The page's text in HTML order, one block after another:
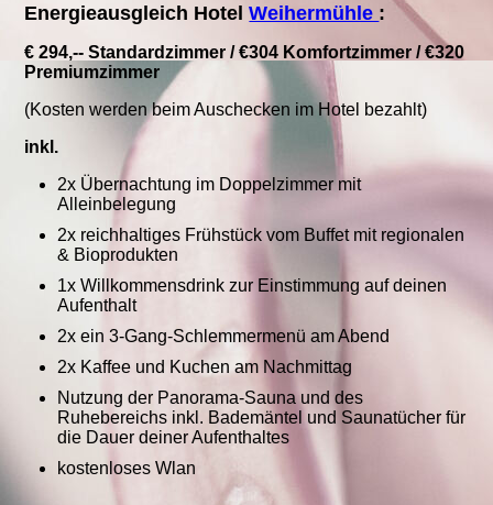
Energieausgleich HotelWeihermühle :
€ 294,-- Standardzimmer / €304 Komfortzimmer / €320
Premiumzimmer
(Kosten werden beim Auschecken im Hotel bezahlt)
inkl.
2x Übernachtung im Doppelzimmer mit
Alleinbelegung
2x reichhaltiges Frühstück vom Buffet mit regionalen
& Bioprodukten
1x Willkommensdrink zur Einstimmung auf deinen
Aufenthalt
2x ein 3-Gang-Schlemmermenü am Abend
2x Kaffee und Kuchen am Nachmittag
Nutzung der Panorama-Sauna und des
Ruhebereichs inkl. Bademäntel und Saunatücher für
die Dauer deiner Aufenthaltes
kostenloses Wlan